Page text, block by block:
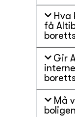
Hva
få
Gir
Må